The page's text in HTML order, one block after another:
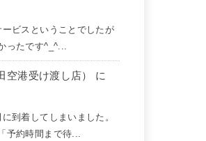
ビスということでしたが
ったです^_^...
空港受け渡し店） に
到着してしまいました。
予約時間まで待...